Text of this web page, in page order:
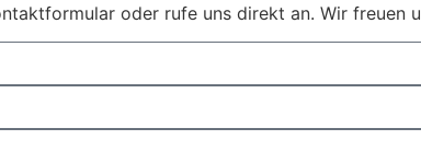
oder rufe uns direkt an. Wir freuen